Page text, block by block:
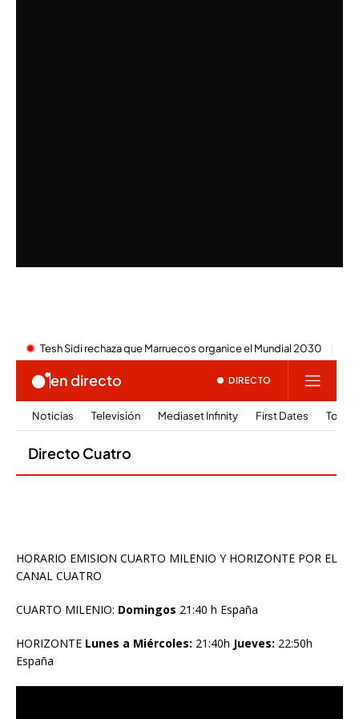
HORARIO EMISION CUARTO MILENIO Y HORIZONTE POR EL
CANAL CUATRO
CUARTO MILENIO: Domingos 21:40 h España
HORIZONTE Lunes a Miércoles: 21:40h Jueves: 22:50h
España